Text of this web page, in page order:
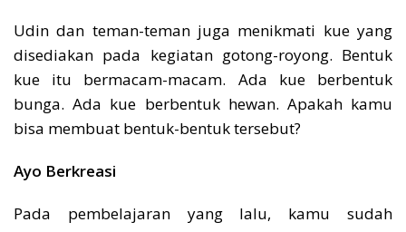
Udin dan teman-teman juga menikmati kue yang
disediakan pada kegiatan gotong-royong. Bentuk
kue itu bermacam-macam. Ada kue berbentuk
bunga. Ada kue berbentuk hewan. Apakah kamu
bisa membuat bentuk-bentuk tersebut?
Ayo Berkreasi
Pada pembelajaran yang lalu, kamu sudah